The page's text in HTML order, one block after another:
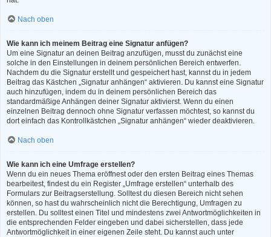
Nach oben
Wie kann ich meinem Beitrag eine Signatur anfügen?
Um eine Signatur an deinen Beitrag anzufügen, musst du zunächst eine
solche in den Einstellungen in deinem persönlichen Bereich entwerfen.
Nachdem du die Signatur erstellt und gespeichert hast, kannst du in jedem
Beitrag das Kästchen „Signatur anhängen“ aktivieren. Du kannst eine Signatur
auch hinzufügen, indem du in deinem persönlichen Bereich das
standardmäßige Anhängen deiner Signatur aktivierst. Wenn du einen
einzelnen Beitrag dennoch ohne Signatur verfassen möchtest, so kannst du
dort einfach das Kontrollkästchen „Signatur anhängen“ wieder deaktivieren.
Nach oben
Wie kann ich eine Umfrage erstellen?
Wenn du ein neues Thema eröffnest oder den ersten Beitrag eines Themas
bearbeitest, findest du ein Register „Umfrage erstellen“ unterhalb des
Formulars zur Beitragserstellung. Solltest du diesen Bereich nicht sehen
können, so hast du wahrscheinlich nicht die Berechtigung, Umfragen zu
erstellen. Du solltest einen Titel und mindestens zwei Antwortmöglichkeiten in
die entsprechenden Felder eingeben und dabei sicherstellen, dass jede
Antwortmöglichkeit in einer eigenen Zeile steht. Du kannst auch unter